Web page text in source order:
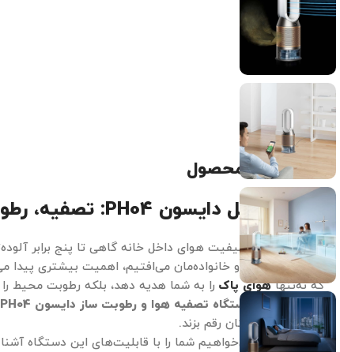
توضیحات محصول
بررسی کامل دایسون PH04: تصفیه،
آیا می‌دانستید کیفیت هوای داخل خانه گاهی تا پنج برابر
فکر سلامت خود و خانواده‌مان می‌افتیم، اهمیت بیشتری پیدا
که نه‌تنهاهوای پاک را به شما هدیه دهد، بلکه رطوبت محیط
ارمغان بیاورد.دستگاه تصفیه هوا و رطوبت ساز دایسون PH04
این تجربه را برایتان رقم بزند.
در این مقاله، می‌خواهیم شما را با قابلیت‌های این دستگاه